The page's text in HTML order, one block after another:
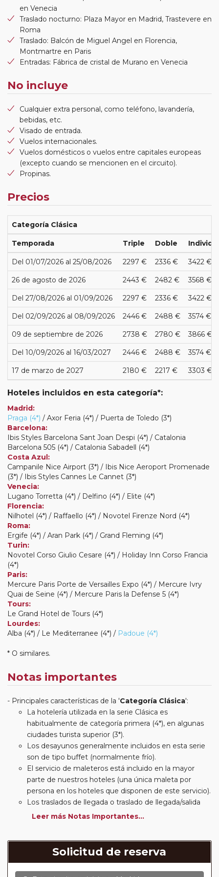
en Venecia
Traslado nocturno: Plaza Mayor en Madrid, Trastevere en
Roma
Traslado: Balcón de Miguel Angel en Florencia,
Montmartre en Paris
Entradas: Fábrica de cristal de Murano en Venecia
No incluye
Cualquier extra personal, como teléfono, lavandería,
bebidas, etc.
Visado de entrada.
Vuelos internacionales.
Vuelos domésticos o vuelos entre capitales europeas
(excepto cuando se mencionen en el circuito).
Propinas.
Precios
Categoría Clásica
Temporada Triple Doble
Del 01/07/2026 al 25/08/2026 2297 € 2336 € 3422 €
26 de agosto de 2026 2443 € 2482 € 3568 €
Del 27/08/2026 al 01/09/2026 2297 € 2336 € 3422 €
Del 02/09/2026 al 08/09/2026 2446 € 2488 € 3574 €
09 de septiembre de 2026 2738 € 2780 € 3866 €
Del 10/09/2026 al 16/03/2027 2446 € 2488 € 3574 €
17 de marzo de 2027 2180 € 2217 € 3303 €
Hoteles incluidos en esta categoría*:
Madrid:
Praga (4*) / Axor Feria (4*) / Puerta de Toledo (3*)
Barcelona:
Ibis Styles Barcelona Sant Joan Despi (4*) / Catalonia
Barcelona 505 (4*) / Catalonia Sabadell (4*)
Costa Azul:
Campanile Nice Airport (3*) / Ibis Nice Aeroport Promenade
(3*) / Ibis Styles Cannes Le Cannet (3*)
Venecia:
Lugano Torretta (4*) / Delfino (4*) / Elite (4*)
Florencia:
Nilhotel (4*) / Raffaello (4*) / Novotel Firenze Nord (4*)
Roma:
Ergife (4*) / Aran Park (4*) / Grand Fleming (4*)
Turin:
Novotel Corso Giulio Cesare (4*) / Holiday Inn Corso Francia
(4*)
Paris:
Mercure Paris Porte de Versailles Expo (4*) / Mercure Ivry
Quai de Seine (4*) / Mercure Paris la Defense 5 (4*)
Tours:
Le Grand Hotel de Tours (4*)
Lourdes:
Alba (4*) / Le Mediterranee (4*) / Padoue (4*)
* O similares.
Notas importantes
Principales características de la 'Categoría Clásica':
La hotelería utilizada en la serie Clásica es
habitualmente de categoría primera (4*), en algunas
ciudades turista superior (3*).
Los desayunos generalmente incluidos en esta serie
son de tipo buffet (normalmente frío).
El servicio de maleteros está incluido en la mayor
parte de nuestros hoteles (una única maleta por
persona en los hoteles que disponen de este servicio).
Los traslados de llegada o traslado de llegada/salida
estarán incluidos según itinerario.
suplemento de media pensión (incluirá un número de
almuerzos o cenas señalado en su itinerario).
En muchos itinerarios le incluimos algunas cenas. En
Leer más Notas Importantes...
Solicitud de reserva